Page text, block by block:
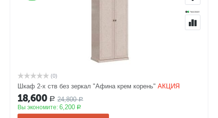
(0)
Шкаф 2-х ств без зеркал "Афина крем корень" АКЦИЯ
18,600 Р 24,800 Р
Вы экономите: 6,200 Р